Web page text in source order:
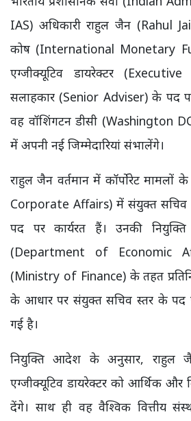
IAS) अधिकारी राहुल जैन (Rahul
कोष (International Monetary
एग्जीक्यूटिव डायरेक्टर
सलाहकार (Senior Adviser) के पद
वह वॉशिंगटन डीसी (Washington
में अपनी नई जिम्मेदारियां संभालेंगे।
राहुल जैन वर्तमान में कॉर्पोरेट
Corporate Affairs) में संयुक्त
पद पर कार्यरत हैं। उनकी नियुक्ति
(Department of Economic
(Ministry of Finance) के तहत
के आधार पर संयुक्त सचिव स्तर के पद
गई है।
नियुक्ति आदेश के अनुसार, राहुल
एग्जीक्यूटिव डायरेक्टर को आर्थिक और
देंगे। साथ ही वह वैश्विक वित्तीय